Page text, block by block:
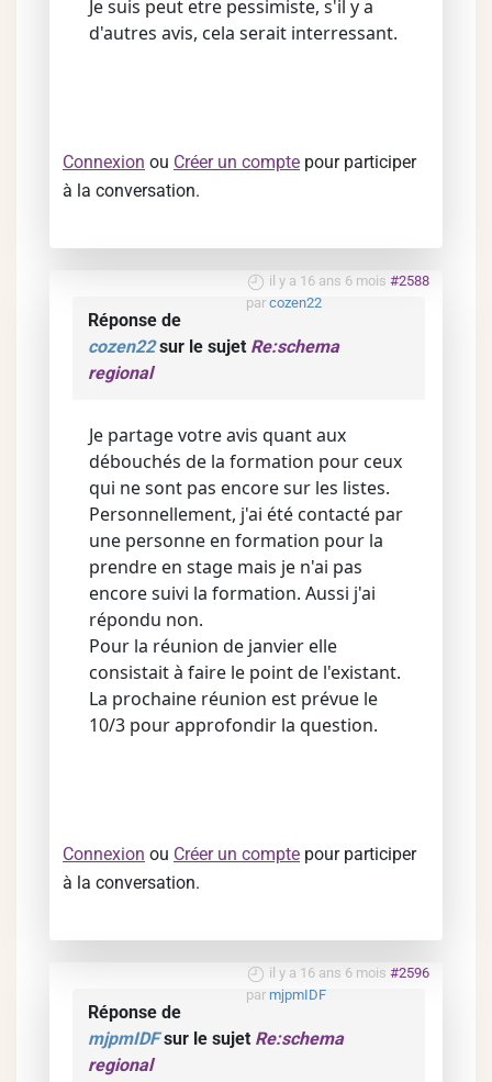
Je suis peut etre pessimiste, s'il y a
d'autres avis, cela serait interressant.
Connexion ou Créer un compte pour participer
à la conversation.
il y a 16 ans 6 mois #2588
par cozen22
Réponse de
cozen22sur le sujet Re:schema
regional
Je partage votre avis quant aux
débouchés de la formation pour ceux
qui ne sont pas encore sur les listes.
Personnellement, j'ai été contacté par
une personne en formation pour la
prendre en stage mais je n'ai pas
encore suivi la formation. Aussi j'ai
répondu non.
Pour la réunion de janvier elle
consistait à faire le point de l'existant.
La prochaine réunion est prévue le
10/3 pour approfondir la question.
Connexion ou Créer un compte pour participer
à la conversation.
il y a 16 ans 6 mois #2596
par mjpmIDF
Réponse de
mjpmIDFsur le sujet Re:schema
regional